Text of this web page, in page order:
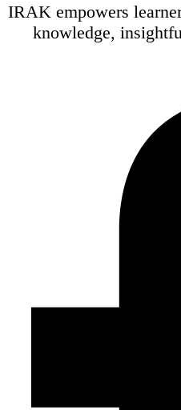
IRAK empowers
knowledge,